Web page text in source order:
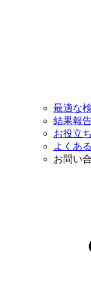
最適な
結果報
お役立
よくあ
お問い